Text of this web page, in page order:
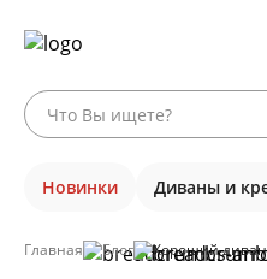
Новинки Диваны и
Главная Блог Хороший